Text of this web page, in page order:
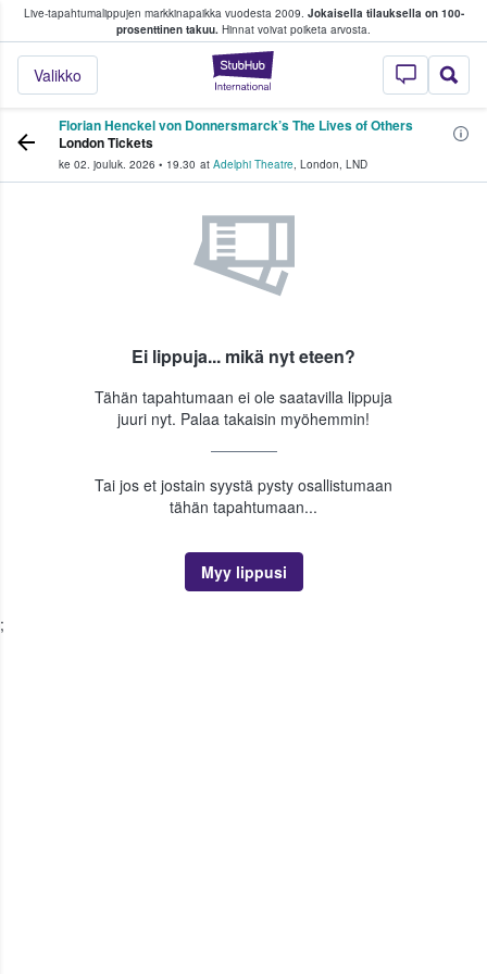
Live-tapahtumalippujen markkinapaikka vuodesta 2009. Jokaisella tilauksella on 100-
prosenttinen takuu. Hinnat voivat poiketa arvosta.
StubHub -
Valikko
fanit ostavat ja myyvät lippuja
Florian Henckel von Donnersmarck’s The Lives of Others
London Tickets
ke 02. jouluk. 2026 • 19.30 at Adelphi Theatre, London, LND
Ei lippuja... mikä nyt eteen?
Tähän tapahtumaan ei ole saatavilla lippuja
juuri nyt. Palaa takaisin myöhemmin!
Tai jos et jostain syystä pysty osallistumaan
tähän tapahtumaan...
Myy lippusi
;